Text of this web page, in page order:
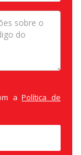
aPolítica de